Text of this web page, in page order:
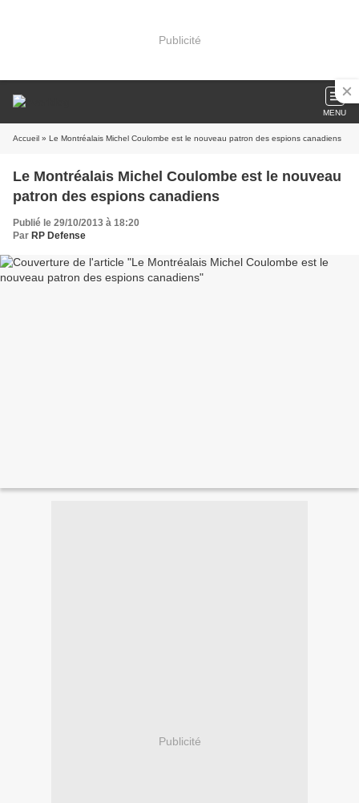
Publicité
MENU
Accueil » Le Montréalais Michel Coulombe est le nouveau patron des espions canadiens
Le Montréalais Michel Coulombe est le nouveau
patron des espions canadiens
Publié le 29/10/2013 à 18:20
Par RP Defense
Publicité